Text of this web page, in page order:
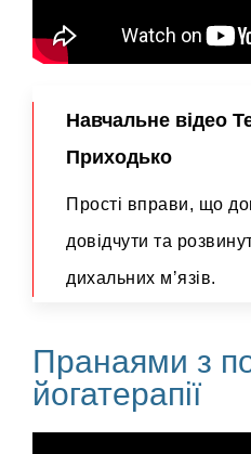
Навчальне відео
Приходько
Прості вправи, що
довідчути та
дихальних мʼязів.
Пранаями з
йогатерапії